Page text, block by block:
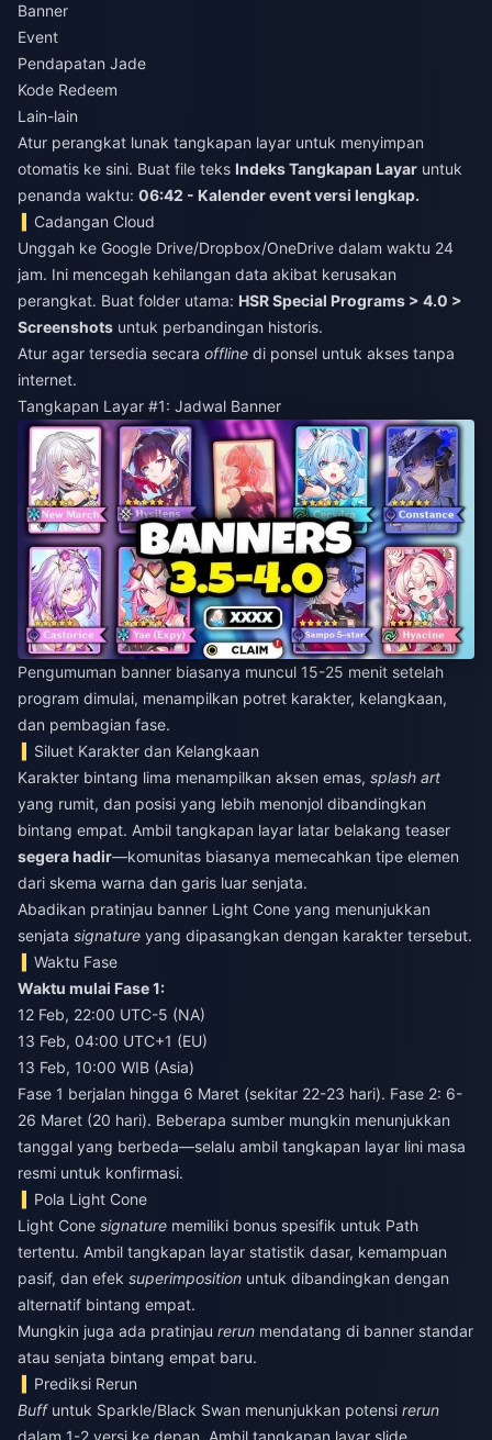
Banner
Event
Pendapatan Jade
Kode Redeem
Lain-lain
Atur perangkat lunak tangkapan layar untuk menyimpan
otomatis ke sini. Buat file teks Indeks Tangkapan Layar untuk
penanda waktu: 06:42 - Kalender event versi lengkap.
Cadangan Cloud
Unggah ke Google Drive/Dropbox/OneDrive dalam waktu 24
jam. Ini mencegah kehilangan data akibat kerusakan
perangkat. Buat folder utama: HSR Special Programs > 4.0 >
Screenshots untuk perbandingan historis.
Atur agar tersedia secara offline di ponsel untuk akses tanpa
internet.
Tangkapan Layar #1: Jadwal Banner
Pengumuman banner biasanya muncul 15-25 menit setelah
program dimulai, menampilkan potret karakter, kelangkaan,
dan pembagian fase.
Siluet Karakter dan Kelangkaan
Karakter bintang lima menampilkan aksen emas, splash art
yang rumit, dan posisi yang lebih menonjol dibandingkan
bintang empat. Ambil tangkapan layar latar belakang teaser
segera hadir—komunitas biasanya memecahkan tipe elemen
dari skema warna dan garis luar senjata.
Abadikan pratinjau banner Light Cone yang menunjukkan
senjata signature yang dipasangkan dengan karakter tersebut.
Waktu Fase
Waktu mulai Fase 1:
12 Feb, 22:00 UTC-5 (NA)
13 Feb, 04:00 UTC+1 (EU)
13 Feb, 10:00 WIB (Asia)
Fase 1 berjalan hingga 6 Maret (sekitar 22-23 hari). Fase 2: 6-
26 Maret (20 hari). Beberapa sumber mungkin menunjukkan
tanggal yang berbeda—selalu ambil tangkapan layar lini masa
resmi untuk konfirmasi.
Pola Light Cone
Light Cone signature memiliki bonus spesifik untuk Path
tertentu. Ambil tangkapan layar statistik dasar, kemampuan
pasif, dan efek superimposition untuk dibandingkan dengan
alternatif bintang empat.
Mungkin juga ada pratinjau rerun mendatang di banner standar
atau senjata bintang empat baru.
Prediksi Rerun
Buffuntuk Sparkle/Black Swan menunjukkan potensi rerun